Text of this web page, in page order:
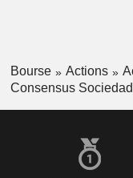
Bourse Actions
Consensus